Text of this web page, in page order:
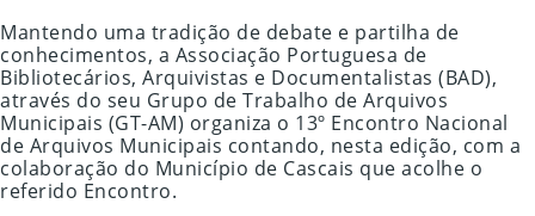
Mantendo uma tradição de debate e partilha de
conhecimentos, a Associação Portuguesa de
Bibliotecários, Arquivistas e Documentalistas (BAD),
através do seu Grupo de Trabalho de Arquivos
Municipais (GT-AM) organiza o 13º Encontro Nacional
de Arquivos Municipais contando, nesta edição, com a
colaboração do Município de Cascais que acolhe o
referido Encontro.